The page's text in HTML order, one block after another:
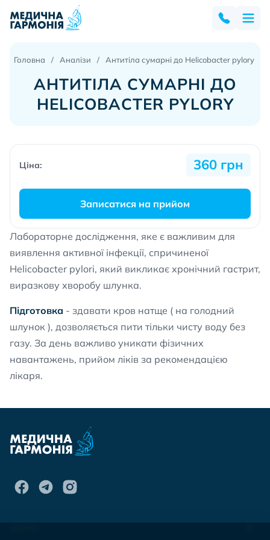
Головна Аналізи Антитіла сумарні до Helicobacter pylory
АНТИТІЛА СУМАРНІ ДО
HELICOBACTER PYLORY
Лабораторне дослідження, яке є важливим для
виявлення активної інфекції, спричиненої
Helicobacter pylori, який викликає хронічний гастрит,
виразкову хворобу шлунка.
Підготовка - здавати кров натще ( на голодний
шлунок ), дозволяється пити тільки чисту воду без
газу. За день важливо уникати фізичних
навантажень, прийом ліків за рекомендацією
лікаря.
Ціна: 360 грн
Записатися на прийом